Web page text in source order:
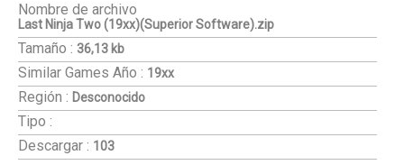
Nombre de archivo
Last Ninja Two (19xx)(Superior Software).zip
Tamaño : 36,13 kb
Similar Games Año : 19xx
Región : Desconocido
Tipo :
Descargar : 103